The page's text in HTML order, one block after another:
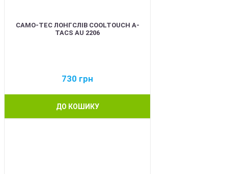
CAMO-TEC ЛОНГСЛІВ COOLTOUCH A-
TACS AU 2206
730 грн
ДО КОШИКУ